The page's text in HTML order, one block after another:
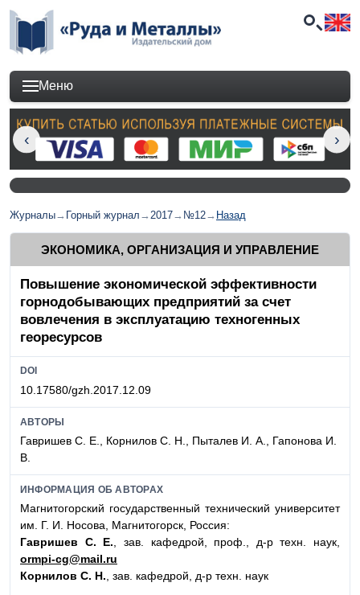
Меню
Журналы→ Горный журнал →2017→ №12→ Назад
ЭКОНОМИКА, ОРГАНИЗАЦИЯ И УПРАВЛЕНИЕ
Повышение экономической эффективности
горнодобывающих предприятий за счет
вовлечения в эксплуатацию техногенных
георесурсов
DOI
10.17580/gzh.2017.12.09
АВТОРЫ
Гавришев С. Е., Корнилов С. Н., Пыталев И. А., Гапонова И.
В.
ИНФОРМАЦИЯ ОБ АВТОРАХ
Магнитогорский государственный технический университет
им. Г. И. Носова, Магнитогорск, Россия:
Гавришев С. Е., зав. кафедрой, проф., д-р техн. наук,
ormpi-cg@mail.ru
Корнилов С. Н., зав. кафедрой, д-р техн. наук